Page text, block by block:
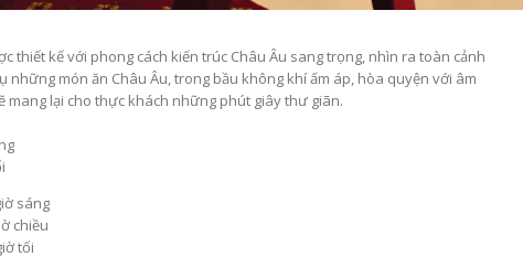
thiết kế với phong cách kiến trúc Châu Âu sang trọng, nhìn ra toàn cảnh
món ăn Châu Âu, trong bầu không khí ấm áp, hòa quyện với âm
lại cho thực khách những phút giây thư giãn.
sáng
chiều
tối